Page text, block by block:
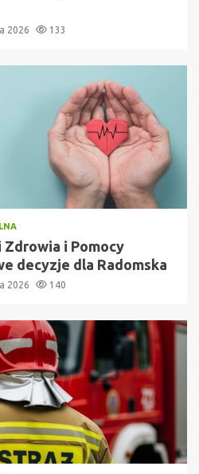
2026 133
i Pomocy
decyzje dla Radomska
2026 140